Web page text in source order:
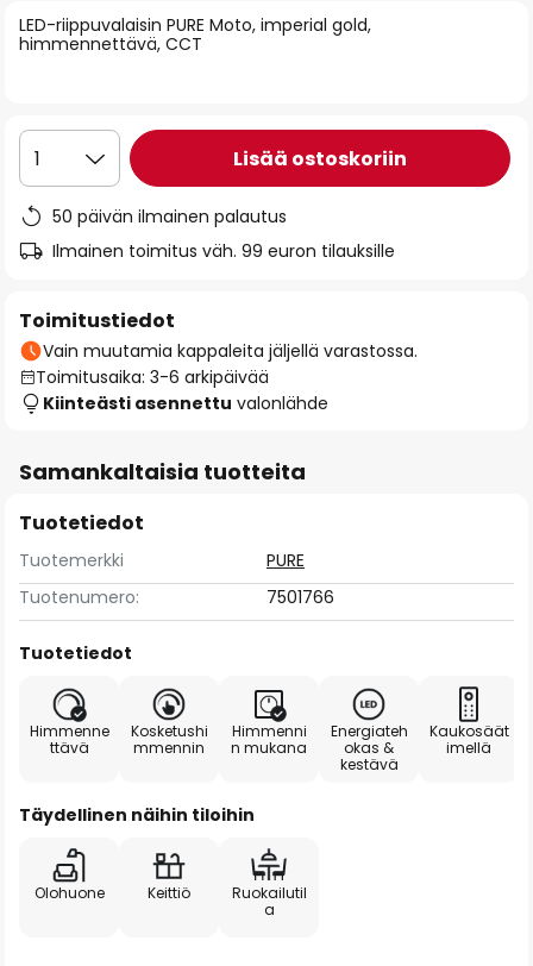
of
the
LED-riippuvalaisin PURE Moto, imperial gold,
himmennettävä, CCT
1 Lisää ostoskoriin
50 päivän ilmainen palautus
Ilmainen toimitus väh. 99 euron tilauksille
Toimitustiedot
Vain muutamia kappaleita jäljellä varastossa.
Toimitusaika: 3-6 arkipäivää
Kiinteästi asennettu valonlähde
Samankaltaisia tuotteita
Tuotetiedot
Tuotemerkki
PURE
Tuotenumero:
7501766
Tuotetiedot
Himmenne
ttävä
Kosketushi
mmennin
Himmenni
n mukana
Energiateh
okas &
kestävä
Kaukosäät
imellä
Täydellinen näihin tiloihin
Olohuone Keittiö
Ruokailutil
a